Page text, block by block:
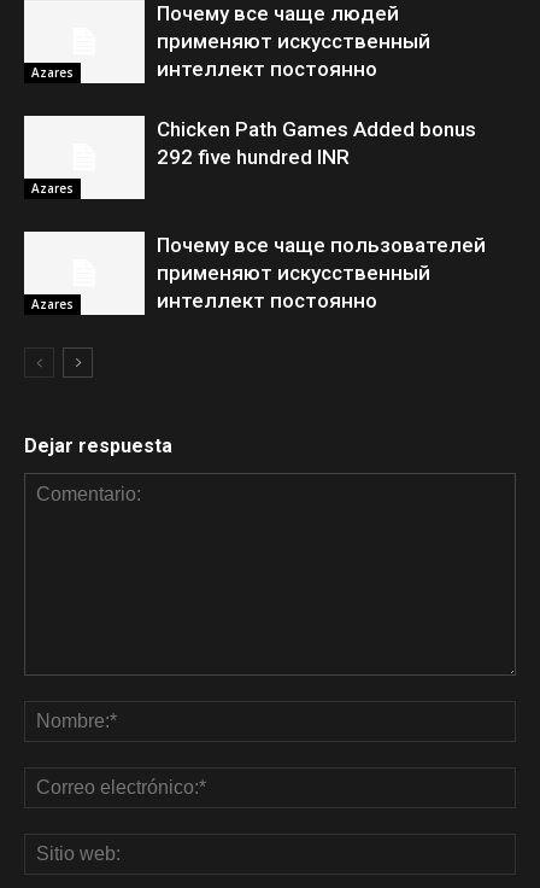
Azares
Почему все чаще людей
применяют искусственный
интеллект постоянно
Azares
Chicken Path Games Added bonus
292 five hundred INR
Azares
Почему все чаще пользователей
применяют искусственный
интеллект постоянно
Dejar respuesta